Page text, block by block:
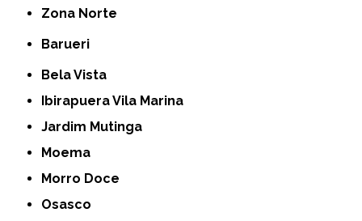
Zona Norte
Barueri
Bela Vista
Ibirapuera Vila Marina
Jardim Mutinga
Moema
Morro Doce
Osasco